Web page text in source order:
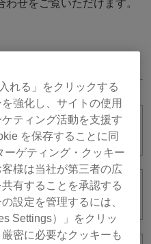
ん。
れる」をクリックする
強化し、サイトの使用
ティング活動を支援す
を保存することに同
ゲティング・クッキー
様は当社が第三者の広
有することを承認する
設定を管理するには、
Settings）」をクリッ
密に必要なクッキーも